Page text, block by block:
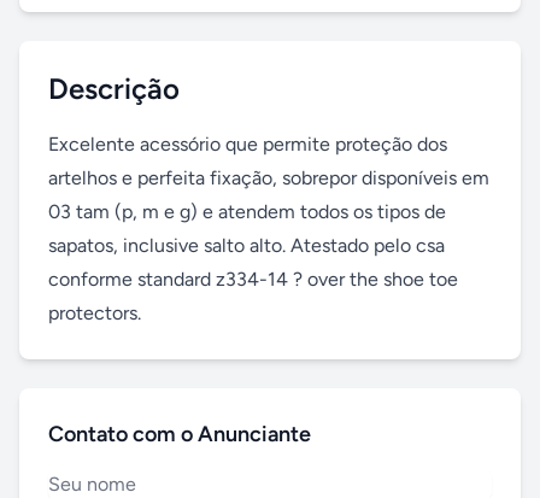
Descrição
Excelente acessório que permite proteção dos
artelhos e perfeita fixação, sobrepor disponíveis em
03 tam (p, m e g) e atendem todos os tipos de
sapatos, inclusive salto alto. Atestado pelo csa
conforme standard z334-14 ? over the shoe toe
protectors.
Contato com o Anunciante